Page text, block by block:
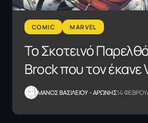
COMIC MARVEL
Το Σκοτεινό
Brock που τον έκανε
ΜΑΝΟΣ ΒΑΣΙΛΕΙΟΥ - ΑΡΩΝΗΣ14